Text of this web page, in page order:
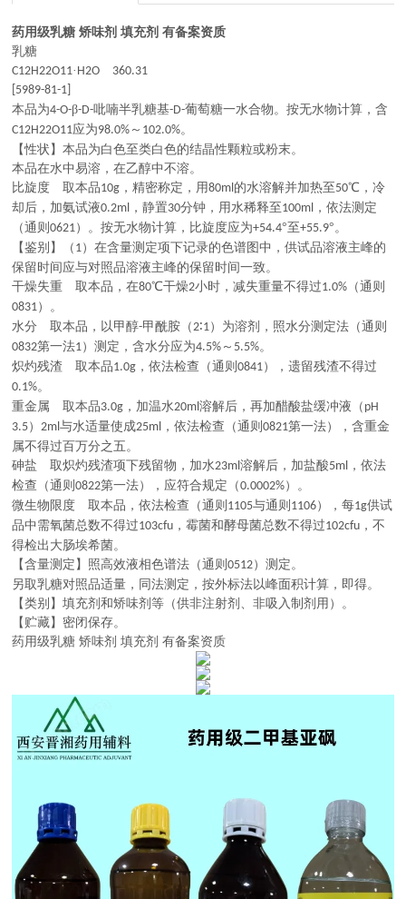
药用级乳糖 矫味剂 填充剂 有备案资质
乳糖
C12H22O11· H2O
360.31
[5989-81-1]
本品为4-O-β-D-吡喃半乳糖基-D-葡萄糖一水合物。按无水物计算，含
C12H22O11应为98.0% ～ 102.0%。
【性状】本品为白色至类白色的结晶性颗粒或粉末。
本品在水中易溶，在乙醇中不溶。
比旋度 取本品10g ，精密称定，用80ml的水溶解并加热至 50℃，冷
却后，加氨试液0.2ml ，静置30分钟，用水稀释至 100ml ，依法测定
（通则0621）。按无水物计算，比旋度应为+54.4°至+55.9°。
【鉴别】（ 1）在含量测定项下记录的色谱图中，供试品溶液主峰的
保留时间应与对照品溶液主峰的保留时间一致。
干燥失重 取本品，在80℃干燥2小时，减失重量不得过1.0% （通则
0831）。
水分 取本品，以甲醇-甲酰胺（2∶1）为溶剂，照水分测定法（通则
0832第一法1）测定，含水分应为4.5% ～ 5.5%。
炽灼残渣 取本品1.0g ，依法检查（通则0841），遗留残渣不得过
0.1%。
重金属 取本品3.0g ，加温水20ml溶解后，再加醋酸盐缓冲液（ pH
3.5）2ml与水适量使成25ml ，依法检查（通则0821第一法），含重金
属不得过百万分之五。
砷盐 取炽灼残渣项下残留物，加水23ml溶解后，加盐酸5ml ，依法
检查（通则0822第一法），应符合规定（0.0002%）。
微生物限度 取本品，依法检查（通则 1105与通则 1106），每1g供试
品中需氧菌总数不得过103cfu ，霉菌和酵母菌总数不得过102cfu ，不
得检出大肠埃希菌。
【含量测定】照高效液相色谱法（通则0512）测定。
另取乳糖对照品适量，同法测定，按外标法以峰面积计算，即得。
【类别】填充剂和矫味剂等（供非注射剂、非吸入制剂用）。
【贮藏】密闭保存。
药用级乳糖 矫味剂 填充剂 有备案资质